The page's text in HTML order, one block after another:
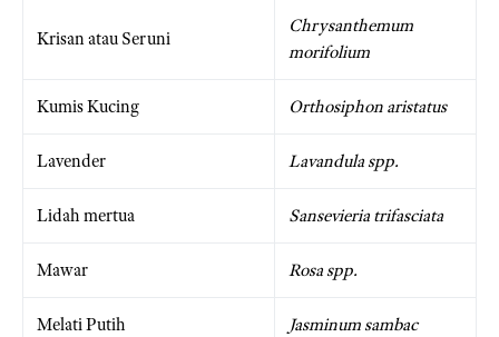
Krisan atau Seruni
Chrysanthemum
morifolium
Kumis Kucing Orthosiphon aristatus
Lavender Lavandula spp.
Lidah mertua Sansevieria trifasciata
Mawar Rosa spp.
Melati Putih Jasminum sambac